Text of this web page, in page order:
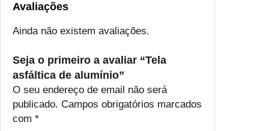
Avaliações
Ainda não existem avaliações.
Seja o primeiro a avaliar “Tela
asfáltica de alumínio”
O seu endereço de email não será
publicado. Campos obrigatórios marcados
com *